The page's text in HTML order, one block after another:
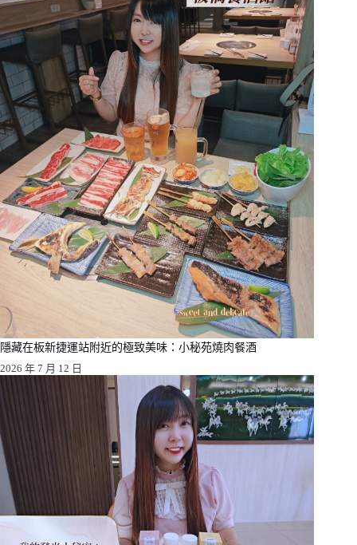
隱藏在板新捷運站附近的極致美味：小秘苑燒肉餐酒
2026 年 7 月 12 日